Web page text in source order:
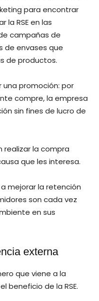
para encontrar
la RSE en las
campañas de
de envases que
de productos.
una promoción: por
compre, la empresa
sin fines de lucro de
realizar la compra
que les interesa.
mejorar la retención
son cada vez
en sus
externa
que viene a la
beneficio de la RSE.